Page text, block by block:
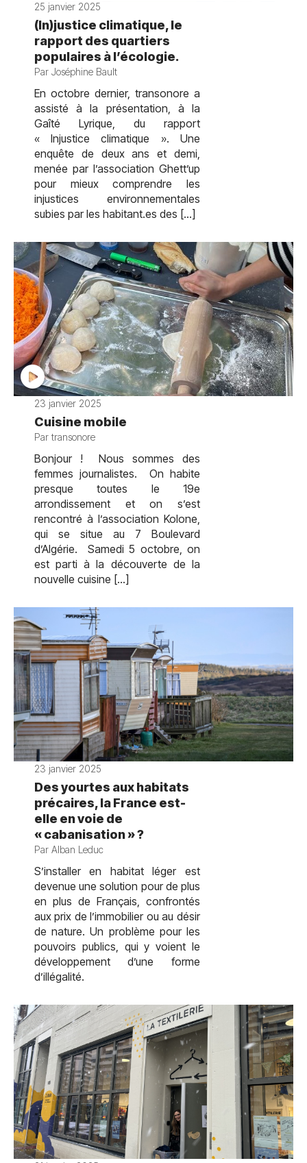
25 janvier 2025
(In)justice climatique, le
rapport des quartiers
populaires à l’écologie.
Par Joséphine Bault
En octobre dernier, transonore a
assisté à la présentation, à la
Gaîté Lyrique, du rapport
« Injustice climatique ». Une
enquête de deux ans et demi,
menée par l’association Ghett’up
pour mieux comprendre les
injustices environnementales
subies par les habitant.es des […]
23 janvier 2025
Cuisine mobile
Par transonore
Bonjour ! Nous sommes des
femmes journalistes. On habite
presque toutes le 19e
arrondissement et on s’est
rencontré à l’association Kolone,
qui se situe au 7 Boulevard
d’Algérie. Samedi 5 octobre, on
est parti à la découverte de la
nouvelle cuisine […]
23 janvier 2025
Des yourtes aux habitats
précaires, la France est-
elle en voie de
« cabanisation » ?
Par Alban Leduc
S’installer en habitat léger est
devenue une solution pour de plus
en plus de Français, confrontés
aux prix de l’immobilier ou au désir
de nature. Un problème pour les
pouvoirs publics, qui y voient le
développement d’une forme
d’illégalité.